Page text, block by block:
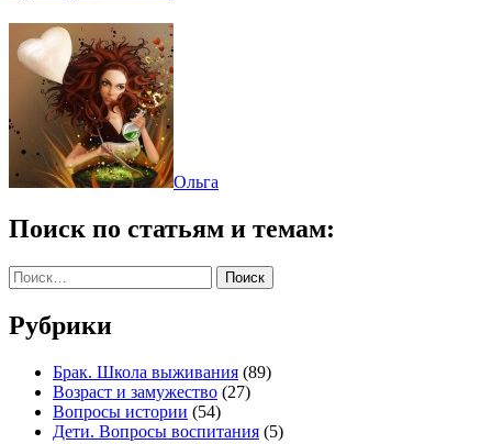
Ольга
Поиск по статьям и темам:
Найти:
Рубрики
Брак. Школа выживания (89)
Возраст и замужество (27)
Вопросы истории (54)
Дети. Вопросы воспитания (5)